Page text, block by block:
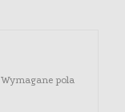
Wymagane pola